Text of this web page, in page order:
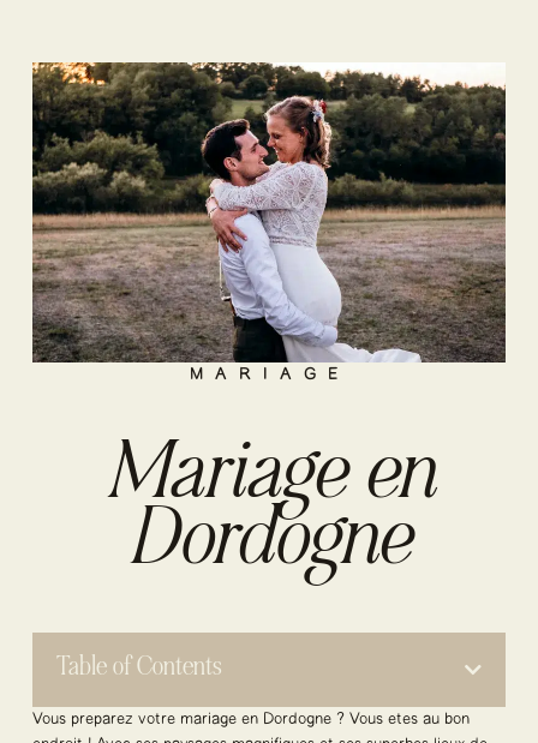
MARIAGE
Mariage en
Dordogne
Table of Contents
Vous préparez votre mariage en Dordogne ? Vous êtes au bon